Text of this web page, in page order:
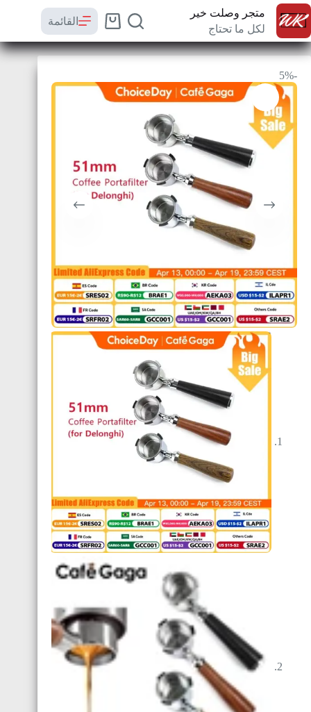
متجر وصلت خير
لكل ما تحتاج
القائمة
-5%